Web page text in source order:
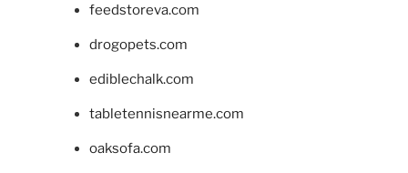
feedstoreva.com
drogopets.com
ediblechalk.com
tabletennisnearme.com
oaksofa.com